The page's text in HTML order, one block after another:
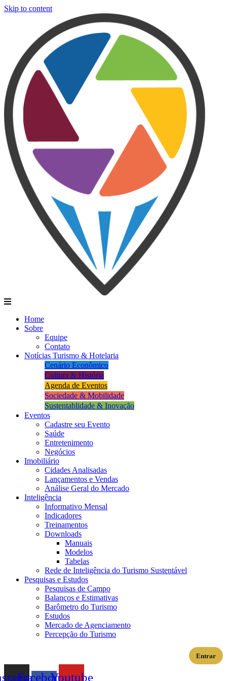
Skip to content
Home
Sobre
Equipe
Contato
Notícias Turismo & Hotelaria
Cenário Econômico
Cultura & História
Agenda de Eventos
Sociedade & Mobilidade
Sustentablidade & Inovação
Eventos
Cadastre seu Evento
Saúde
Entretenimento
Negócios
Imobiliário
Cidades Analisadas
Lançamentos e Vendas
Análise Geral do Mercado
Inteligência
Informativo Mensal​
Indicadores
Treinamentos
Downloads
Manuais
Modelos
Tabelas
Rede de Inteligência do Turismo Sustentável
Pesquisas e Estudos
Pesquisas de Campo
Balanços e Estimativas
Barômetro do Turismo
Estudos
Mercado de Agenciamento
Percepção do Turismo
Entrar
Facebook-Youtube